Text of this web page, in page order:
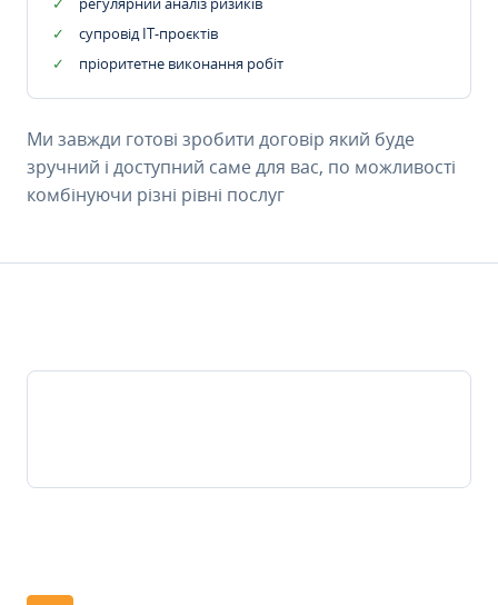
супровід ІТ-проєктів
пріоритетне виконання робіт
Ми завжди готові зробити договір який буде
зручний і доступний саме для вас, по можливості
комбінуючи різні рівні послуг